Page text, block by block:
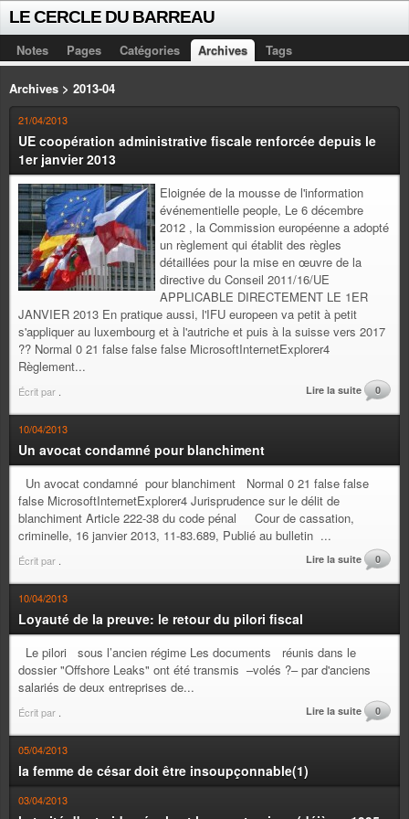
LE CERCLE DU BARREAU
Notes Pages Catégories Archives Tags
Archives > 2013-04
21/04/2013
UE coopération administrative fiscale renforcée depuis le
1er janvier 2013
Eloignée de la mousse de l'information
événementielle people, Le 6 décembre
2012 , la Commission européenne a adopté
un règlement qui établit des règles
détaillées pour la mise en œuvre de la
directive du Conseil 2011/16/UE
APPLICABLE DIRECTEMENT LE 1ER
JANVIER 2013 En pratique aussi, l'IFU europeen va petit à petit
s'appliquer au luxembourg et à l'autriche et puis à la suisse vers 2017
?? Normal 0 21 false false false MicrosoftInternetExplorer4
Règlement...
Écrit par Lire la suite 0
10/04/2013
Un avocat condamné pour blanchiment
Un avocat condamné pour blanchiment Normal 0 21 false false
false MicrosoftInternetExplorer4 Jurisprudence sur le délit de
blanchiment Article 222-38 du code pénal Cour de cassation,
criminelle, 16 janvier 2013, 11-83.689, Publié au bulletin ...
Écrit par Lire la suite 0
10/04/2013
Loyauté de la preuve: le retour du pilori fiscal
Le pilori sous l’ancien régime Les documents réunis dans le
dossier "Offshore Leaks" ont été transmis –volés ?– par d'anciens
salariés de deux entreprises de...
Écrit par Lire la suite 0
05/04/2013
la femme de césar doit être insoupçonnable(1)
03/04/2013